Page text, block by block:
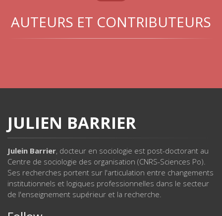
AUTEURS ET CONTRIBUTEURS
JULIEN BARRIER
Julein Barrier, docteur en sociologie est post-doctorant au
Centre de sociologie des organisation (CNRS-Sciences Po).
Ses recherches portent sur l'articulation entre changements
institutionnels et logiques professionnelles dans le secteur
de l'enseignement supérieur et la recherche.